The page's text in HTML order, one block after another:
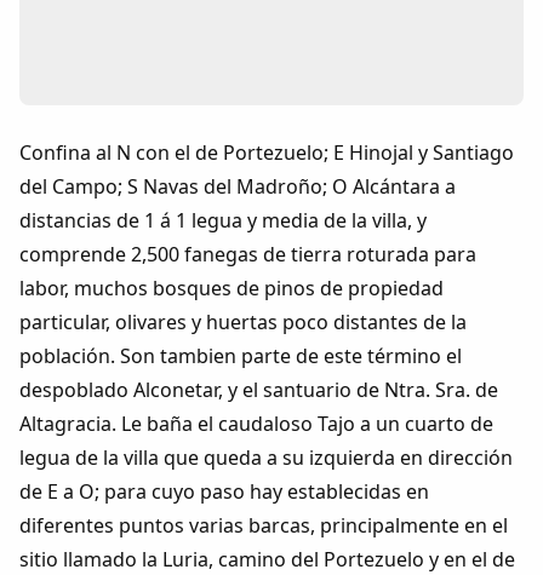
Foros
Idiosincrasia
Diccionario
Traductor
Dichos
Cancionero Local
Apodos
Confina al N con el de Portezuelo; E Hinojal y Santiago
del Campo; S Navas del Madroño; O Alcántara a
distancias de 1 á 1 legua y media de la villa, y
comprende 2,500 fanegas de tierra roturada para
labor, muchos bosques de pinos de propiedad
particular, olivares y huertas poco distantes de la
población. Son tambien parte de este término el
despoblado Alconetar, y el santuario de Ntra. Sra. de
Altagracia. Le baña el caudaloso Tajo a un cuarto de
legua de la villa que queda a su izquierda en dirección
de E a O; para cuyo paso hay establecidas en
diferentes puntos varias barcas, principalmente en el
sitio llamado la Luria, camino del Portezuelo y en el de